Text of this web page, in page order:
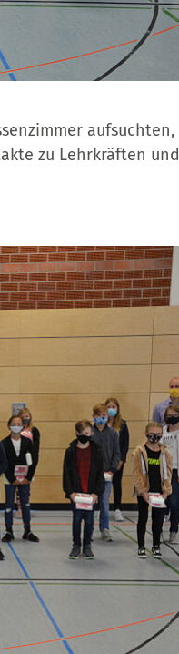
aufsuchten,
zu Lehrkräften und